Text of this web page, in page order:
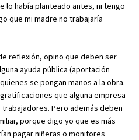
lo había planteado antes, ni tengo
que mi madre no trabajaría
reflexión, opino que deben ser
ayuda pública (aportación
se pongan manos a la obra.
que alguna empresa
Pero además deben
porque digo yo que es más
pagar niñeras o monitores